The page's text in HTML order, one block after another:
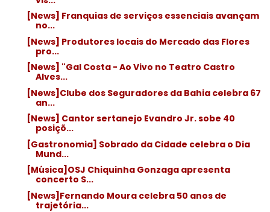
[News] Franquias de serviços essenciais avançam
no...
[News] Produtores locais do Mercado das Flores
pro...
[News] "Gal Costa - Ao Vivo no Teatro Castro
Alves...
[News]Clube dos Seguradores da Bahia celebra 67
an...
[News] Cantor sertanejo Evandro Jr. sobe 40
posiçõ...
[Gastronomia] Sobrado da Cidade celebra o Dia
Mund...
[Música]OSJ Chiquinha Gonzaga apresenta
concerto S...
[News]Fernando Moura celebra 50 anos de
trajetória...